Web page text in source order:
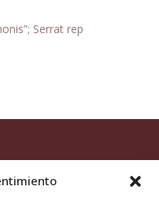
Serrat rep